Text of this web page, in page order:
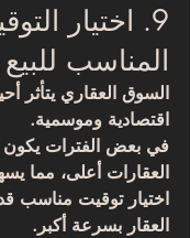
9. اختيار
المناسب للبيع
السوق العقاري يتأثر
اقتصادية وموسمية.
في بعض الفترات
العقارات أعلى، مما
اختيار توقيت مناسب
العقار بسرعة أكبر.